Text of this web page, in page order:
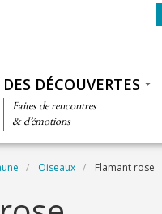
DES DÉCOUVERTES
Faites de rencontres
& d’émotions
Oiseaux Flamant rose